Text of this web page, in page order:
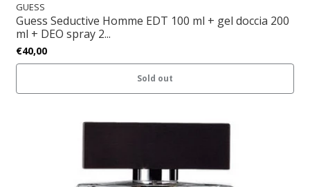
GUESS
Guess Seductive Homme EDT 100 ml + gel doccia 200
ml + DEO spray 2...
€40,00
Sold out